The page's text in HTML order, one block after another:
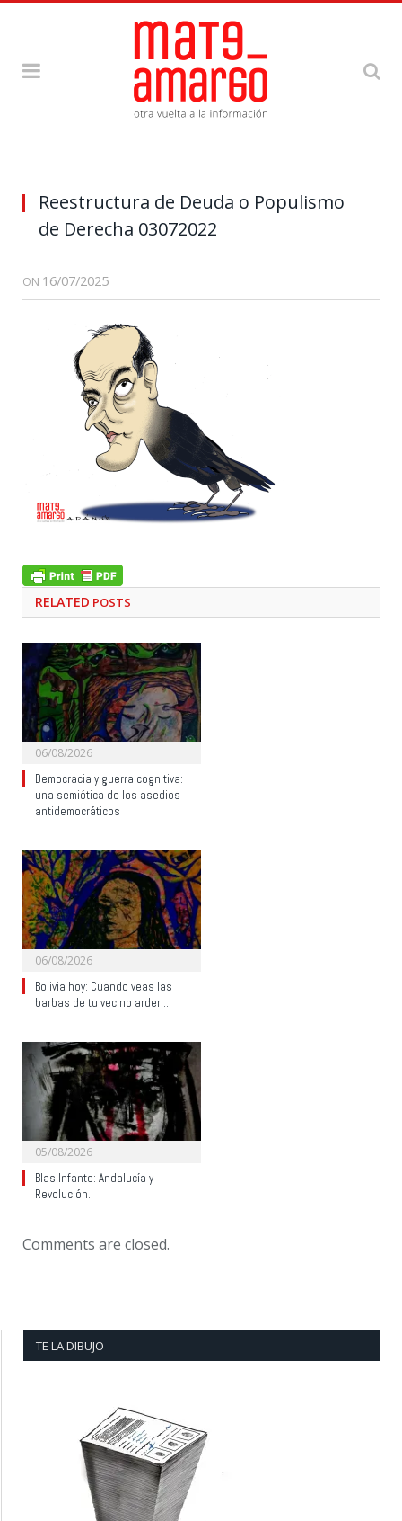
Reestructura de Deuda o Populismo
de Derecha 03072022
ON 16/07/2025
RELATED POSTS
06/08/2026
Democracia y guerra cognitiva:
una semiótica de los asedios
antidemocráticos
06/08/2026
Bolivia hoy: Cuando veas las
barbas de tu vecino arder…
05/08/2026
Blas Infante: Andalucía y
Revolución.
Comments are closed.
TE LA DIBUJO